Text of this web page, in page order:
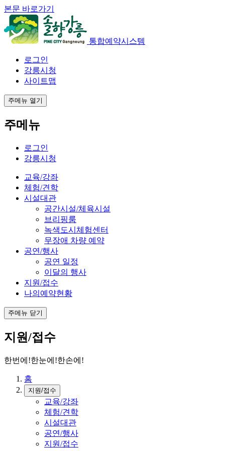
본문 바로가기
통합예약시스템
로그인
강릉시청
사이트맵
주메뉴 열기
주메뉴
로그인
강릉시청
교육/강좌
체험/견학
시설대관
공간시설/체육시설
브리핑룸
녹색도시체험센터
무장애 차량 예약
공연/행사
공연 일정
이달의 행사
지원/접수
나의예약현황
주메뉴 닫기
지원/접수
한번에!한눈에!한손에!
홈
지원/접수
교육/강좌
체험/견학
시설대관
공연/행사
지원/접수